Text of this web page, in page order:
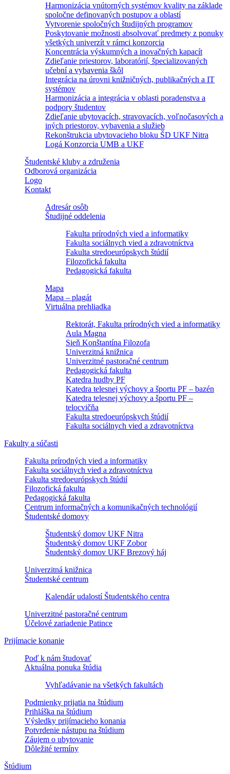
Harmonizácia vnútorných systémov kvality na základe
spoločne definovaných postupov a oblastí
Vytvorenie spoločných študijných programov
Poskytovanie možnosti absolvovať predmety z ponuky
všetkých univerzít v rámci konzorcia
Koncentrácia výskumných a inovačných kapacít
Zdieľanie priestorov, laboratórií, špecializovaných
učební a vybavenia škôl
Integrácia na úrovni knižničných, publikačných a IT
systémov
Harmonizácia a integrácia v oblasti poradenstva a
podpory študentov
Zdieľanie ubytovacích, stravovacích, voľnočasových a
iných priestorov, vybavenia a služieb
Rekonštrukcia ubytovacieho bloku ŠD UKF Nitra
Logá Konzorcia UMB a UKF
Študentské kluby a združenia
Odborová organizácia
Logo
Kontakt
Adresár osôb
Študijné oddelenia
Fakulta prírodných vied a informatiky
Fakulta sociálnych vied a zdravotníctva
Fakulta stredoeurópskych štúdií
Filozofická fakulta
Pedagogická fakulta
Mapa
Mapa – plagát
Virtuálna prehliadka
Rektorát, Fakulta prírodných vied a informatiky
Aula Magna
Sieň Konštantína Filozofa
Univerzitná knižnica
Univerzitné pastoračné centrum
Pedagogická fakulta
Katedra hudby PF
Katedra telesnej výchovy a športu PF – bazén
Katedra telesnej výchovy a športu PF –
telocvičňa
Fakulta stredoeurópskych štúdií
Fakulta sociálnych vied a zdravotníctva
Fakulty a súčasti
Fakulta prírodných vied a informatiky
Fakulta sociálnych vied a zdravotníctva
Fakulta stredoeurópskych štúdií
Filozofická fakulta
Pedagogická fakulta
Centrum informačných a komunikačných technológií
Študentské domovy
Študentský domov UKF Nitra
Študentský domov UKF Zobor
Študentský domov UKF Brezový háj
Univerzitná knižnica
Študentské centrum
Kalendár udalostí Študentského centra
Univerzitné pastoračné centrum
Účelové zariadenie Patince
Prijímacie konanie
Poď k nám študovať
Aktuálna ponuka štúdia
Vyhľadávanie na všetkých fakultách
Podmienky prijatia na štúdium
Prihláška na štúdium
Výsledky prijímacieho konania
Potvrdenie nástupu na štúdium
Záujem o ubytovanie
Dôležité termíny
Štúdium